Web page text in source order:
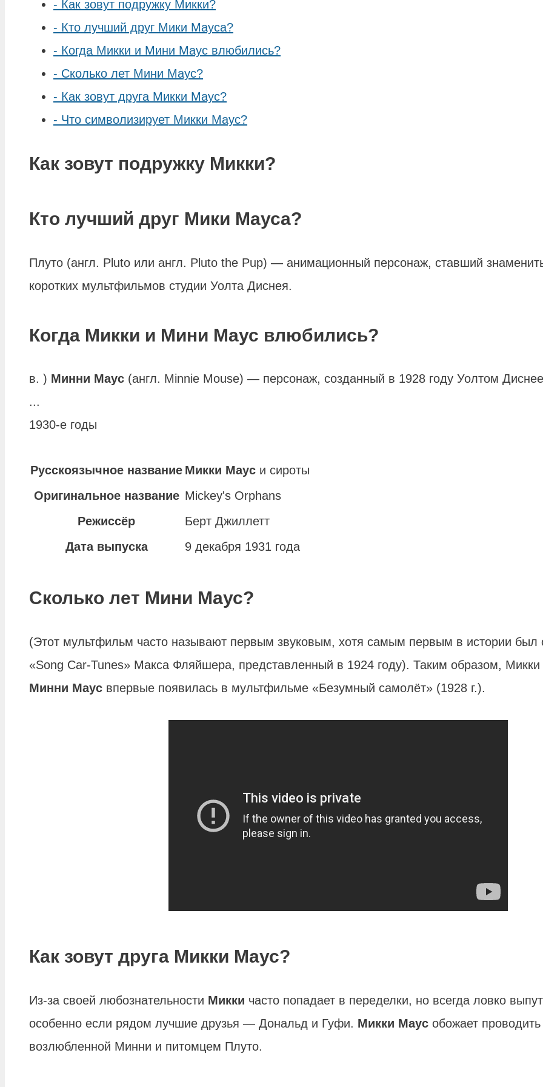
- Как зовут подружку Микки?
- Кто лучший друг Мики Мауса?
- Когда Микки и Мини Маус влюбились?
- Сколько лет Мини Маус?
- Как зовут друга Микки Маус?
- Что символизирует Микки Маус?
Как зовут подружку Микки?
Кто лучший друг Мики Мауса?
Плуто (англ. Pluto или англ. Pluto the Pup) — анимационный персонаж, ставший
коротких мультфильмов студии Уолта Диснея.
Когда Микки и Мини Маус влюбились?
в. ) Минни Маус (англ. Minnie Mouse) — персонаж, созданный в 1928 году Уолтом
...
1930-е годы
Русскоязычное название Микки Маус и сироты
Оригинальное название Mickey's Orphans
Режиссёр
Берт Джиллетт
Дата выпуска
9 декабря 1931 года
Сколько лет Мини Маус?
(Этот мультфильм часто называют первым звуковым, хотя самым первым в истории был
«Song Car-Tunes» Макса Фляйшера, представленный в 1924 году). Таким образом,
Минни Маус впервые появилась в мультфильме «Безумный самолёт» (1928 г.).
Как зовут друга Микки Маус?
Из-за своей любознательности Микки часто попадает в переделки, но всегда ловко
особенно если рядом лучшие друзья — Дональд и Гуфи. Микки Маус обожает
возлюбленной Минни и питомцем Плуто.